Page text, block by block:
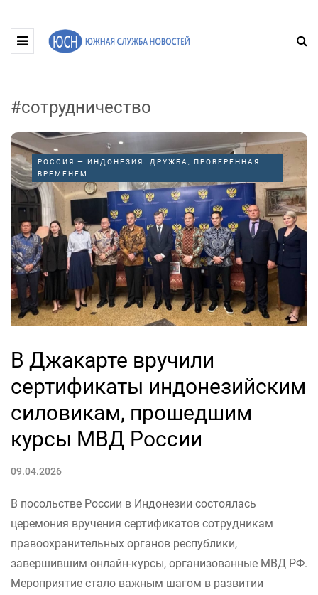
#сотрудничество
РОССИЯ — ИНДОНЕЗИЯ. ДРУЖБА, ПРОВЕРЕННАЯ
ВРЕМЕНЕМ
В Джакарте вручили
сертификаты индонезийским
силовикам, прошедшим
курсы МВД России
09.04.2026
В посольстве России в Индонезии состоялась
церемония вручения сертификатов сотрудникам
правоохранительных органов республики,
завершившим онлайн-курсы, организованные МВД РФ.
Мероприятие стало важным шагом в развитии